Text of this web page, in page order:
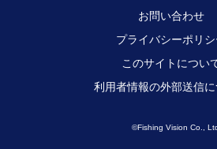
お問い合わせ
プライバシーポリシ
このサイトについ
利用者情報の外部送信
©Fishing Vision Co.,